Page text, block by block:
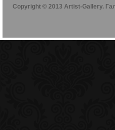
Copyright © 2013 Artist-Gallery.